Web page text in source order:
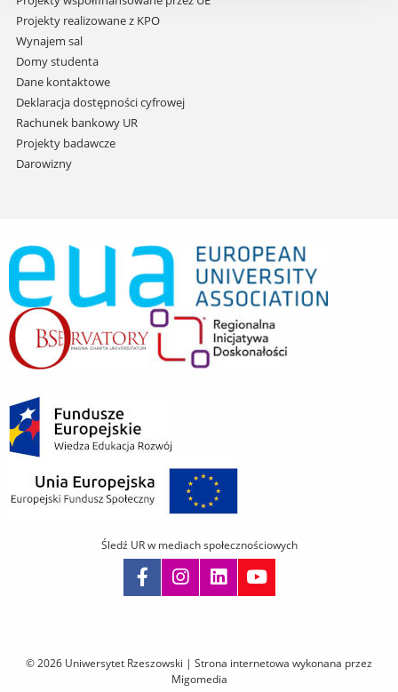
Projekty realizowane z KPO
Wynajem sal
Domy studenta
Dane kontaktowe
Deklaracja dostępności cyfrowej
Rachunek bankowy UR
Projekty badawcze
Darowizny
© 2026 Uniwersytet Rzeszowski | Strona internetowa wykonana przez
Migomedia
Śledź UR w mediach społecznościowych
i
przejdź